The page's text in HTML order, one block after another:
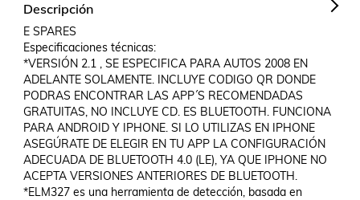
Descripción
E SPARES
Especificaciones técnicas:
*VERSIÓN 2.1 , SE ESPECIFICA PARA AUTOS 2008 EN
ADELANTE SOLAMENTE. INCLUYE CODIGO QR DONDE
PODRAS ENCONTRAR LAS APP´S RECOMENDADAS
GRATUITAS, NO INCLUYE CD. ES BLUETOOTH. FUNCIONA
PARA ANDROID Y IPHONE. SI LO UTILIZAS EN IPHONE
ASEGÚRATE DE ELEGIR EN TU APP LA CONFIGURACIÓN
ADECUADA DE BLUETOOTH 4.0 (LE), YA QUE IPHONE NO
ACEPTA VERSIONES ANTERIORES DE BLUETOOTH.
*ELM327 es una herramienta de detección, basada en